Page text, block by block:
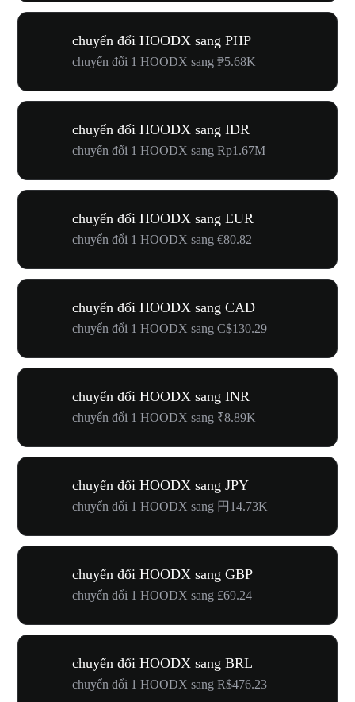
chuyển đổi HOODX sang PHP
chuyển đổi 1 HOODX sang ₱5.68K
chuyển đổi HOODX sang IDR
chuyển đổi 1 HOODX sang Rp1.67M
chuyển đổi HOODX sang EUR
chuyển đổi 1 HOODX sang €80.82
chuyển đổi HOODX sang CAD
chuyển đổi 1 HOODX sang C$130.29
chuyển đổi HOODX sang INR
chuyển đổi 1 HOODX sang ₹8.89K
chuyển đổi HOODX sang JPY
chuyển đổi 1 HOODX sang 円14.73K
chuyển đổi HOODX sang GBP
chuyển đổi 1 HOODX sang £69.24
chuyển đổi HOODX sang BRL
chuyển đổi 1 HOODX sang R$476.23